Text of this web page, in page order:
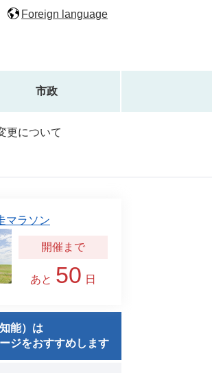
Foreign language
市政
更について
マラソン
あと 50 日
能）は
ジをおすすめします